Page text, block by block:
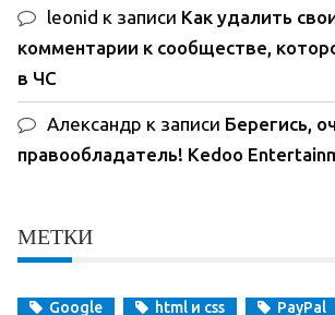
leonid к записи Как удалить
комментарии к сообществе,
в ЧС
Александр к записи Берегись,
правообладатель! Kedoo
МЕТКИ
Google html и css PayPal